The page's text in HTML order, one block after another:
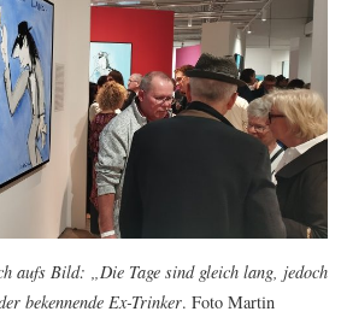
aufs Bild: „Die Tage sind gleich lang, jedoch
bekennende Ex-Trinker. Foto Martin